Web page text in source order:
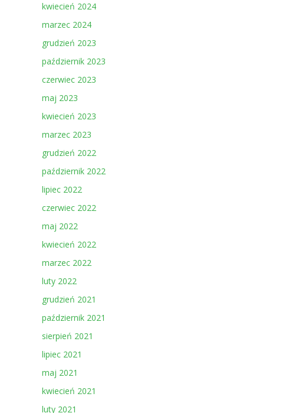
kwiecień 2024
marzec 2024
grudzień 2023
październik 2023
czerwiec 2023
maj 2023
kwiecień 2023
marzec 2023
grudzień 2022
październik 2022
lipiec 2022
czerwiec 2022
maj 2022
kwiecień 2022
marzec 2022
luty 2022
grudzień 2021
październik 2021
sierpień 2021
lipiec 2021
maj 2021
kwiecień 2021
luty 2021